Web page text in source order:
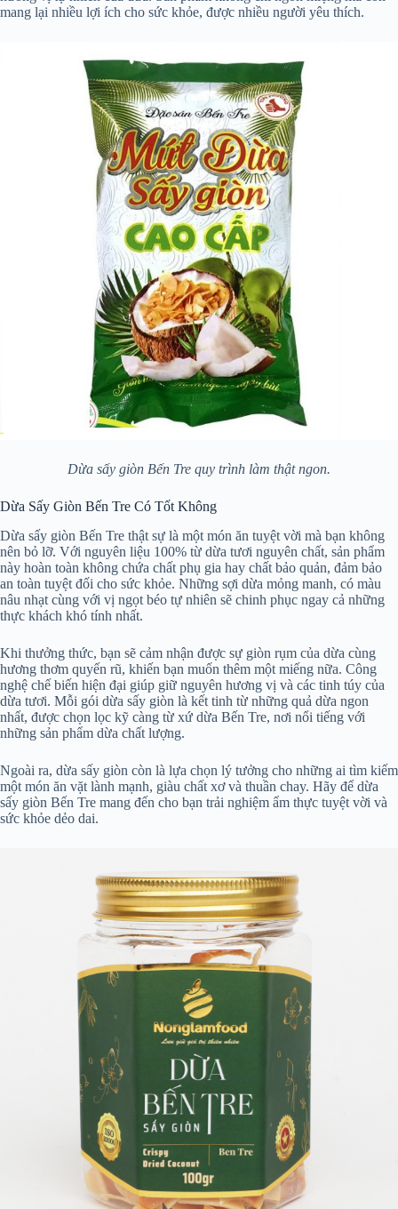
mang lại nhiều lợi ích cho sức khỏe, được nhiều người yêu thích.
Dừa sấy giòn Bến Tre quy trình làm thật ngon.
Dừa Sấy Giòn Bến Tre Có Tốt Không
Dừa sấy giòn Bến Tre thật sự là một món ăn tuyệt vời mà bạn không
nên bỏ lỡ. Với nguyên liệu 100% từ dừa tươi nguyên chất, sản phẩm
này hoàn toàn không chứa chất phụ gia hay chất bảo quản, đảm bảo
an toàn tuyệt đối cho sức khỏe. Những sợi dừa mỏng manh, có màu
nâu nhạt cùng với vị ngọt béo tự nhiên sẽ chinh phục ngay cả những
thực khách khó tính nhất.
Khi thưởng thức, bạn sẽ cảm nhận được sự giòn rụm của dừa cùng
hương thơm quyến rũ, khiến bạn muốn thêm một miếng nữa. Công
nghệ chế biến hiện đại giúp giữ nguyên hương vị và các tinh túy của
dừa tươi. Mỗi gói dừa sấy giòn là kết tinh từ những quả dừa ngon
nhất, được chọn lọc kỹ càng từ xứ dừa Bến Tre, nơi nổi tiếng với
những sản phẩm dừa chất lượng.
Ngoài ra, dừa sấy giòn còn là lựa chọn lý tưởng cho những ai tìm kiếm
một món ăn vặt lành mạnh, giàu chất xơ và thuần chay. Hãy để dừa
sấy giòn Bến Tre mang đến cho bạn trải nghiệm ẩm thực tuyệt vời và
sức khỏe dẻo dai.